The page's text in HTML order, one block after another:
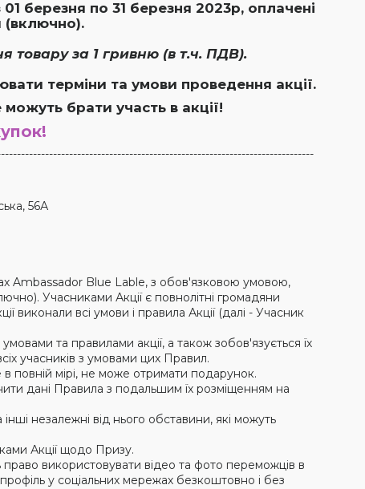
березня по 31 березня 2023р, оплачені
(включно).
товару за 1 гривню (в т.ч. ПДВ).
терміни та умови проведення акції.
можуть брати участь в акції!
, 56А
Ambassador Blue Lable, з обов'язковою умовою,
Учасниками Акції є повнолітні громадяни
виконали всі умови і правила Акції (далі - Учасник
та правилами акції, а також зобов'язується їх
учасників з умовами цих Правил.
в повній мірі, не може отримати подарунок.
дані Правила з подальшим їх розміщенням на
незалежні від нього обставини, які можуть
Акції щодо Призу.
використовувати відео та фото переможців в
у соціальних мережах безкоштовно і без